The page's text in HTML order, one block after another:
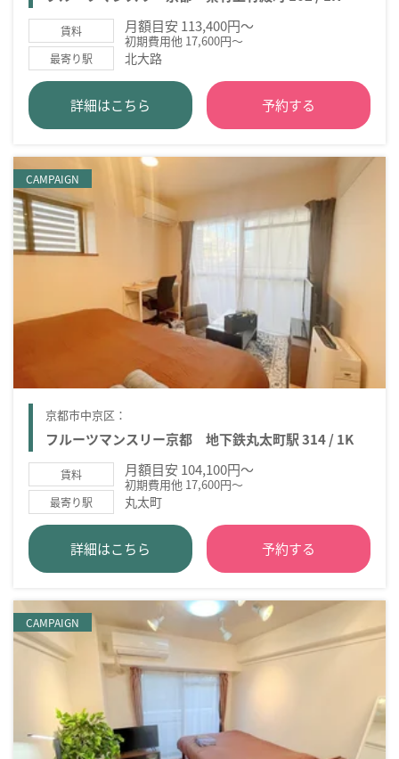
賃料 月額目安 113,400円～
初期費用他 17,600円～
最寄り駅 北大路
詳細はこちら 予約する
CAMPAIGN
京都市中京区：
フルーツマンスリー京都 地下鉄丸太町駅 314 / 1K
賃料 月額目安 104,100円～
初期費用他 17,600円～
最寄り駅 丸太町
詳細はこちら 予約する
CAMPAIGN